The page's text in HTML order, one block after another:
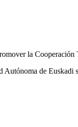
la
de Euskadi